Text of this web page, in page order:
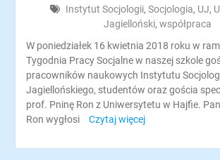
Instytut Socjologii, Socjologia, UJ,
Jagielloński,współpraca
W poniedziałek 16 kwietnia 2018 roku w
Tygodnia Pracy Socjalne w naszej szkole
pracowników naukowych Instytutu
Jagiellońskiego, studentów oraz gościa
prof. Pninę Ron z Uniwersytetu w Hajfie.
Ron wygłosi
Czytaj więcej